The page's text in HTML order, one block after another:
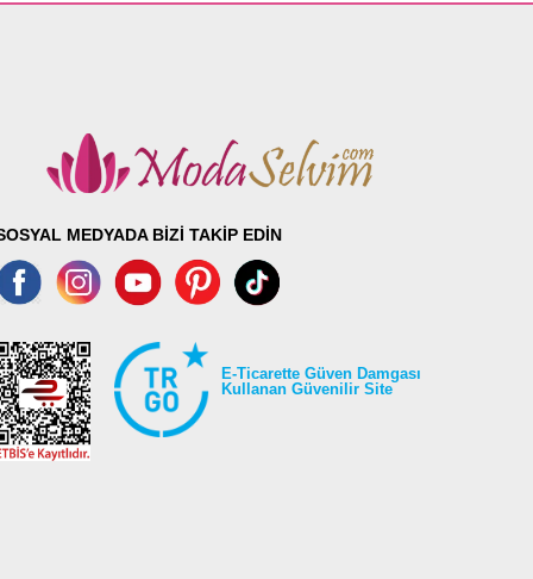
MEDYADA BİZİ TAKİP EDİN
E-Ticarette Güven Damgası
Kullanan Güvenilir Site